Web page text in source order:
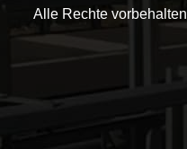
Alle Rechte vorbehalten